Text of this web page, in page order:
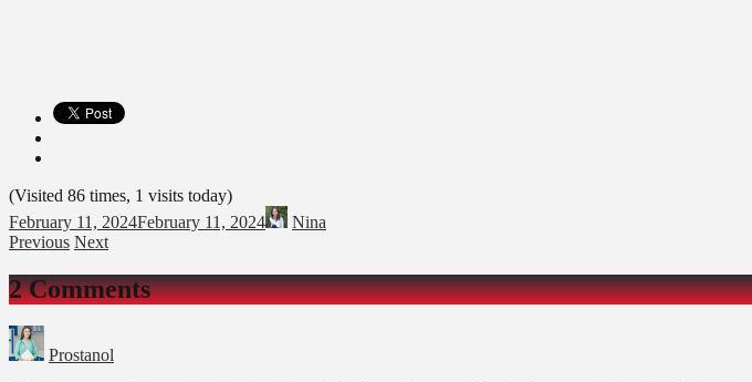
(Visited 86 times, 1 visits today)
February 11, 2024February 11, 2024
Nina
Previous Next
2 Comments
Prostanol